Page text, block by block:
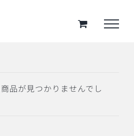
品が見つかりませんでし